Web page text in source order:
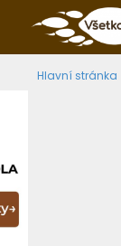
Hlavní stránka